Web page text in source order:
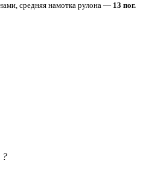
средняя намотка рулона — 13 пог.
?